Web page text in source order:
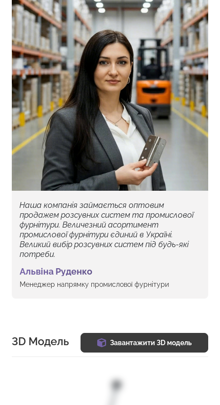
Наша компанія займається оптовим
продажем розсувних систем та промислової
фурнітури. Величезний асортимент
промислової фурнітури єдиний в Україні.
Великий вибір розсувних систем під будь-які
потреби.
Альвіна Руденко
Менеджер напрямку промислової фурнітури
3D Модель Завантажити 3D модель